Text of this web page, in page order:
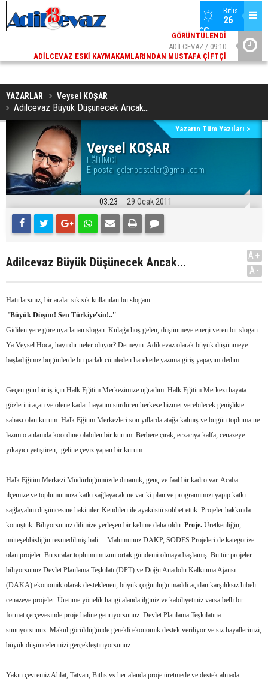
Bitlis
26
°C
ADİLCEVAZ / 13:02
SÜPHAN DAĞI ETEKLERINDE NESLI TEHLIKE ALTINDAKI VAŞAK
GÖRÜNTÜLENDI
ADİLCEVAZ / 09:10
ADILCEVAZ ESKI KAYMAKAMLARINDAN MUSTAFA ÇIFTÇI
İÇIŞLERI BAKANI OLDU
YAZARLAR Veysel KOŞAR
Adilcevaz Büyük Düşünecek Ancak...
Veysel KOŞAR
EĞİTİMCİ
E-posta: gelenpostalar@gmail.com
Yazarın Tüm Yazıları >
03:23 29 Ocak 2011
Adilcevaz Büyük Düşünecek Ancak...
A+
A-
Hatırlarsınız, bir aralar sık sık kullanılan bu sloganı:
''Büyük Düşün! Sen Türkiye'sin!..''
Gidilen yere göre uyarlanan slogan. Kulağa hoş gelen, düşünmeye enerji veren bir slogan.
Ya Veysel Hoca, hayırdır neler oluyor? Demeyin. Adilcevaz olarak büyük düşünmeye
başladığımız bugünlerde bu parlak cümleden hareketle yazıma giriş yapayım dedim.
Geçen gün bir iş için Halk Eğitim Merkezimize uğradım. Halk Eğitim Merkezi hayata
gözlerini açan ve ölene kadar hayatını sürdüren herkese hizmet verebilecek genişlikte
sahası olan kurum. Halk Eğitim Merkezleri son yıllarda atağa kalmış ve bugün topluma ne
lazım o anlamda koordine olabilen bir kurum. Berbere çırak, eczacıya kalfa, cenazeye
yıkayıcı yetiştiren, geline çeyiz yapan bir kurum.
Halk Eğitim Merkezi Müdürlüğümüzde dinamik, genç ve faal bir kadro var. Acaba
ilçemize ve toplumumuza katkı sağlayacak ne var ki plan ve programımızı yapıp katkı
sağlayalım düşüncesine hakimler. Kendileri ile ayaküstü sohbet ettik. Projeler hakkında
konuştuk. Biliyorsunuz dilimize yerleşen bir kelime daha oldu: Proje. Üretkenliğin,
müteşebbisliğin resmedilmiş hali… Malumunuz DAKP, SODES Projeleri de kategorize
olan projeler. Bu sıralar toplumumuzun ortak gündemi olmaya başlamış. Bu tür projeler
biliyorsunuz Devlet Planlama Teşkilatı (DPT) ve Doğu Anadolu Kalkınma Ajansı
(DAKA) ekonomik olarak desteklenen, büyük çoğunluğu maddi açıdan karşılıksız hibeli
cenazeye projeler. Üretime yönelik hangi alanda ilginiz ve kabiliyetiniz varsa belli bir
format çerçevesinde proje haline getiriyorsunuz. Devlet Planlama Teşkilatına
sunuyorsunuz. Makul görüldüğünde gerekli ekonomik destek veriliyor ve siz hayallerinizi,
büyük düşüncelerinizi gerçekleştiriyorsunuz.
Yakın çevremiz Ahlat, Tatvan, Bitlis vs her alanda proje üretmede ve destek almada